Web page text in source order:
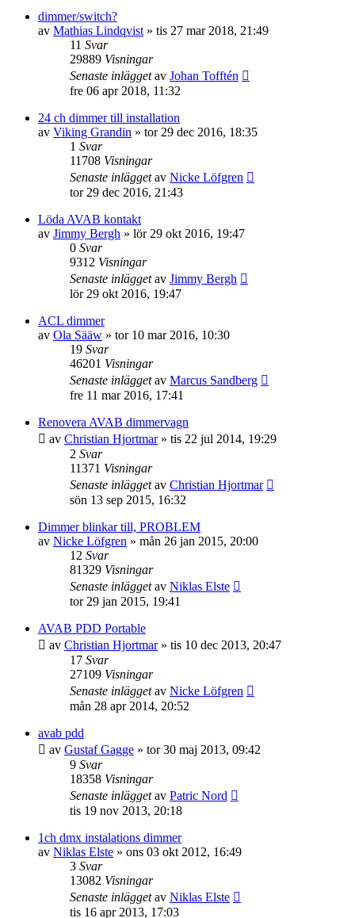
dimmer/switch?
av Mathias Lindqvist » tis 27 mar 2018, 21:49
11 Svar
29889 Visningar
Senaste inläggetav Johan Tofftén
fre 06 apr 2018, 11:32
24 ch dimmer till installation
av Viking Grandin » tor 29 dec 2016, 18:35
1 Svar
11708 Visningar
Senaste inläggetav Nicke Löfgren
tor 29 dec 2016, 21:43
Löda AVAB kontakt
av Jimmy Bergh » lör 29 okt 2016, 19:47
0 Svar
9312 Visningar
Senaste inläggetav Jimmy Bergh
lör 29 okt 2016, 19:47
ACL dimmer
av Ola Sääw » tor 10 mar 2016, 10:30
19 Svar
46201 Visningar
Senaste inläggetav Marcus Sandberg
fre 11 mar 2016, 17:41
Renovera AVAB dimmervagn
av Christian Hjortmar» tis 22 jul 2014, 19:29
2 Svar
11371 Visningar
Senaste inläggetav Christian Hjortmar
sön 13 sep 2015, 16:32
Dimmer blinkar till, PROBLEM
av Nicke Löfgren » mån 26 jan 2015, 20:00
12 Svar
81329 Visningar
Senaste inläggetav Niklas Elste
tor 29 jan 2015, 19:41
AVAB PDD Portable
av Christian Hjortmar» tis 10 dec 2013, 20:47
17 Svar
27109 Visningar
Senaste inläggetav Nicke Löfgren
mån 28 apr 2014, 20:52
avab pdd
av Gustaf Gagge » tor 30 maj 2013, 09:42
9 Svar
18358 Visningar
Senaste inläggetav Patric Nord
tis 19 nov 2013, 20:18
1ch dmx instalations dimmer
av Niklas Elste » ons 03 okt 2012, 16:49
3 Svar
13082 Visningar
Senaste inläggetav Niklas Elste
tis 16 apr 2013, 17:03